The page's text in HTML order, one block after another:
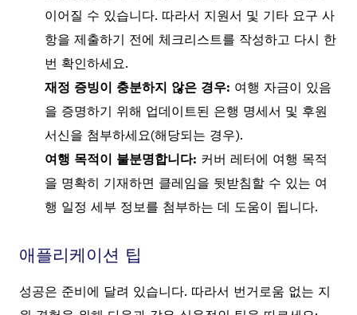
이어질 수 있습니다. 따라서 지원서 및 기타 요구 사
항을 제출하기 전에 체크리스트를 작성하고 다시 한
번 확인하세요.
재정 증빙이 충분하지 않은 경우: 여행 자금이 있음
을 증명하기 위해 업데이트된 은행 명세서 및 후원
서신을 첨부하세요(해당되는 경우).
여행 목적이 불분명합니다: 커버 레터에 여행 목적
을 명확히 기재하면 클레임을 뒷받침할 수 있는 여
행 일정 세부 정보를 첨부하는 데 도움이 됩니다.
애플리케이션 팁
성공은 준비에 달려 있습니다. 따라서 번거로움 없는 지